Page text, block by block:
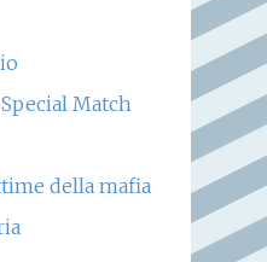
Match
della mafia